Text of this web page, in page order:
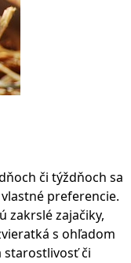
či týždňoch sa
preferencie.
zakrslé zajačiky,
s ohľadom
starostlivosť či